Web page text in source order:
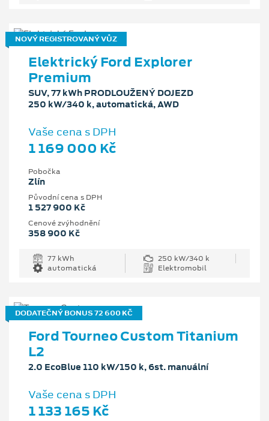
NOVÝ REGISTROVANÝ VŮZ
Elektrický Ford Explorer
Premium
SUV, 77 kWh PRODLOUŽENÝ DOJEZD
250 kW/340 k, automatická, AWD
Vaše cena s DPH
1 169 000 Kč
Pobočka
Zlín
Původní cena s DPH
1 527 900 Kč
Cenové zvýhodnění
358 900 Kč
77 kWh
250 kW/340 k
automatická
Elektromobil
DODATEČNÝ BONUS 72 600 KČ
Ford Tourneo Custom Titanium
L2
2.0 EcoBlue 110 kW/150 k, 6st. manuální
Vaše cena s DPH
1 133 165 Kč